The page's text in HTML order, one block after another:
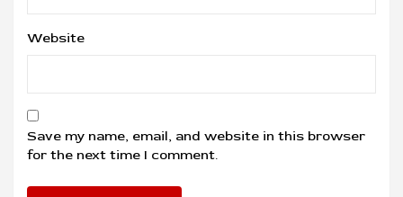
Website
Save my name, email, and website in this browser
for the next time I comment.